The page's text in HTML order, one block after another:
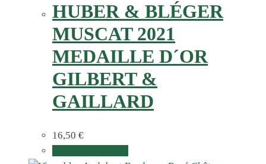
HUBER & BLÉGER
MUSCAT 2021
MEDAILLE D´OR
GILBERT &
GAILLARD
16,50 €